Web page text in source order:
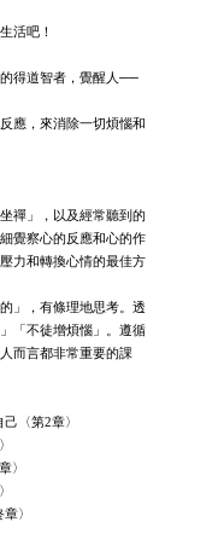
活吧！
得道智者，覺醒人──
應，來消除一切煩惱和
禪」，以及經常聽到的
覺察心的反應和心的作
力和轉換心情的最佳方
」，有條理地思考。透
「不徒增煩惱」。遵循
而言都非常重要的課
〈第2章〉
〉
〉